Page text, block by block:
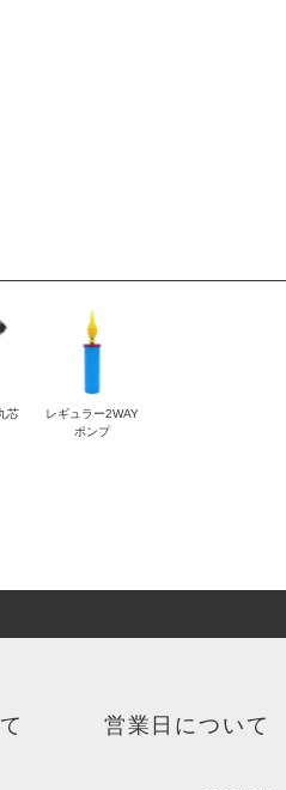
芯
レギュラー2WAY
ポンプ
営業日について